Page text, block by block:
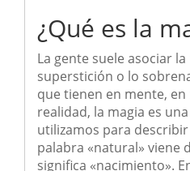
¿Qué es la
La gente suele asociar
superstición o lo
que tienen en mente,
realidad, la magia es
utilizamos para
palabra «natural» viene
significa «nacimiento».